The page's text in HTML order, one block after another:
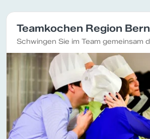
Teamkochen Region Bern